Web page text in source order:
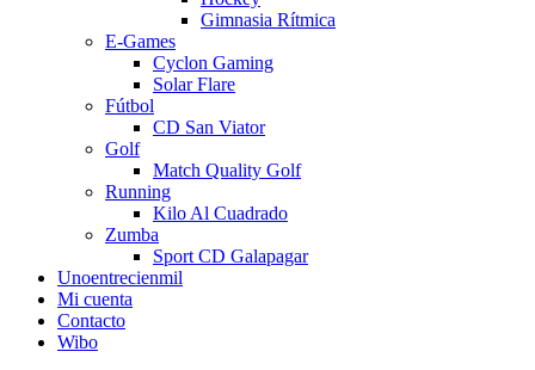
Gimnasia Rítmica
E-Games
Cyclon Gaming
Solar Flare
Fútbol
CD San Viator
Golf
Match Quality Golf
Running
Kilo Al Cuadrado
Zumba
Sport CD Galapagar
Unoentrecienmil
Mi cuenta
Contacto
Wibo